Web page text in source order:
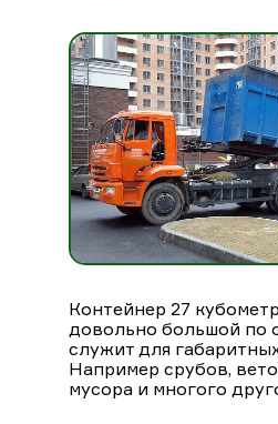
Контейнер 27
довольно большой по
служит для
Например срубов,
мусора и многого